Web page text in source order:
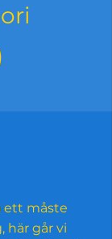
ett måste
här går vi